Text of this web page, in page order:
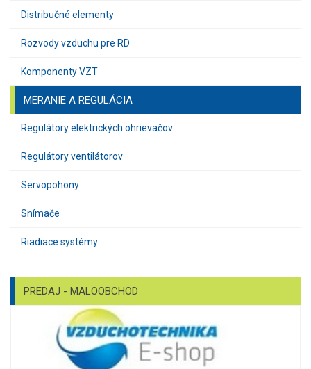
Distribučné elementy
Rozvody vzduchu pre RD
Komponenty VZT
MERANIE A REGULÁCIA
Regulátory elektrických ohrievačov
Regulátory ventilátorov
Servopohony
Snímače
Riadiace systémy
PREDAJ - MALOOBCHOD